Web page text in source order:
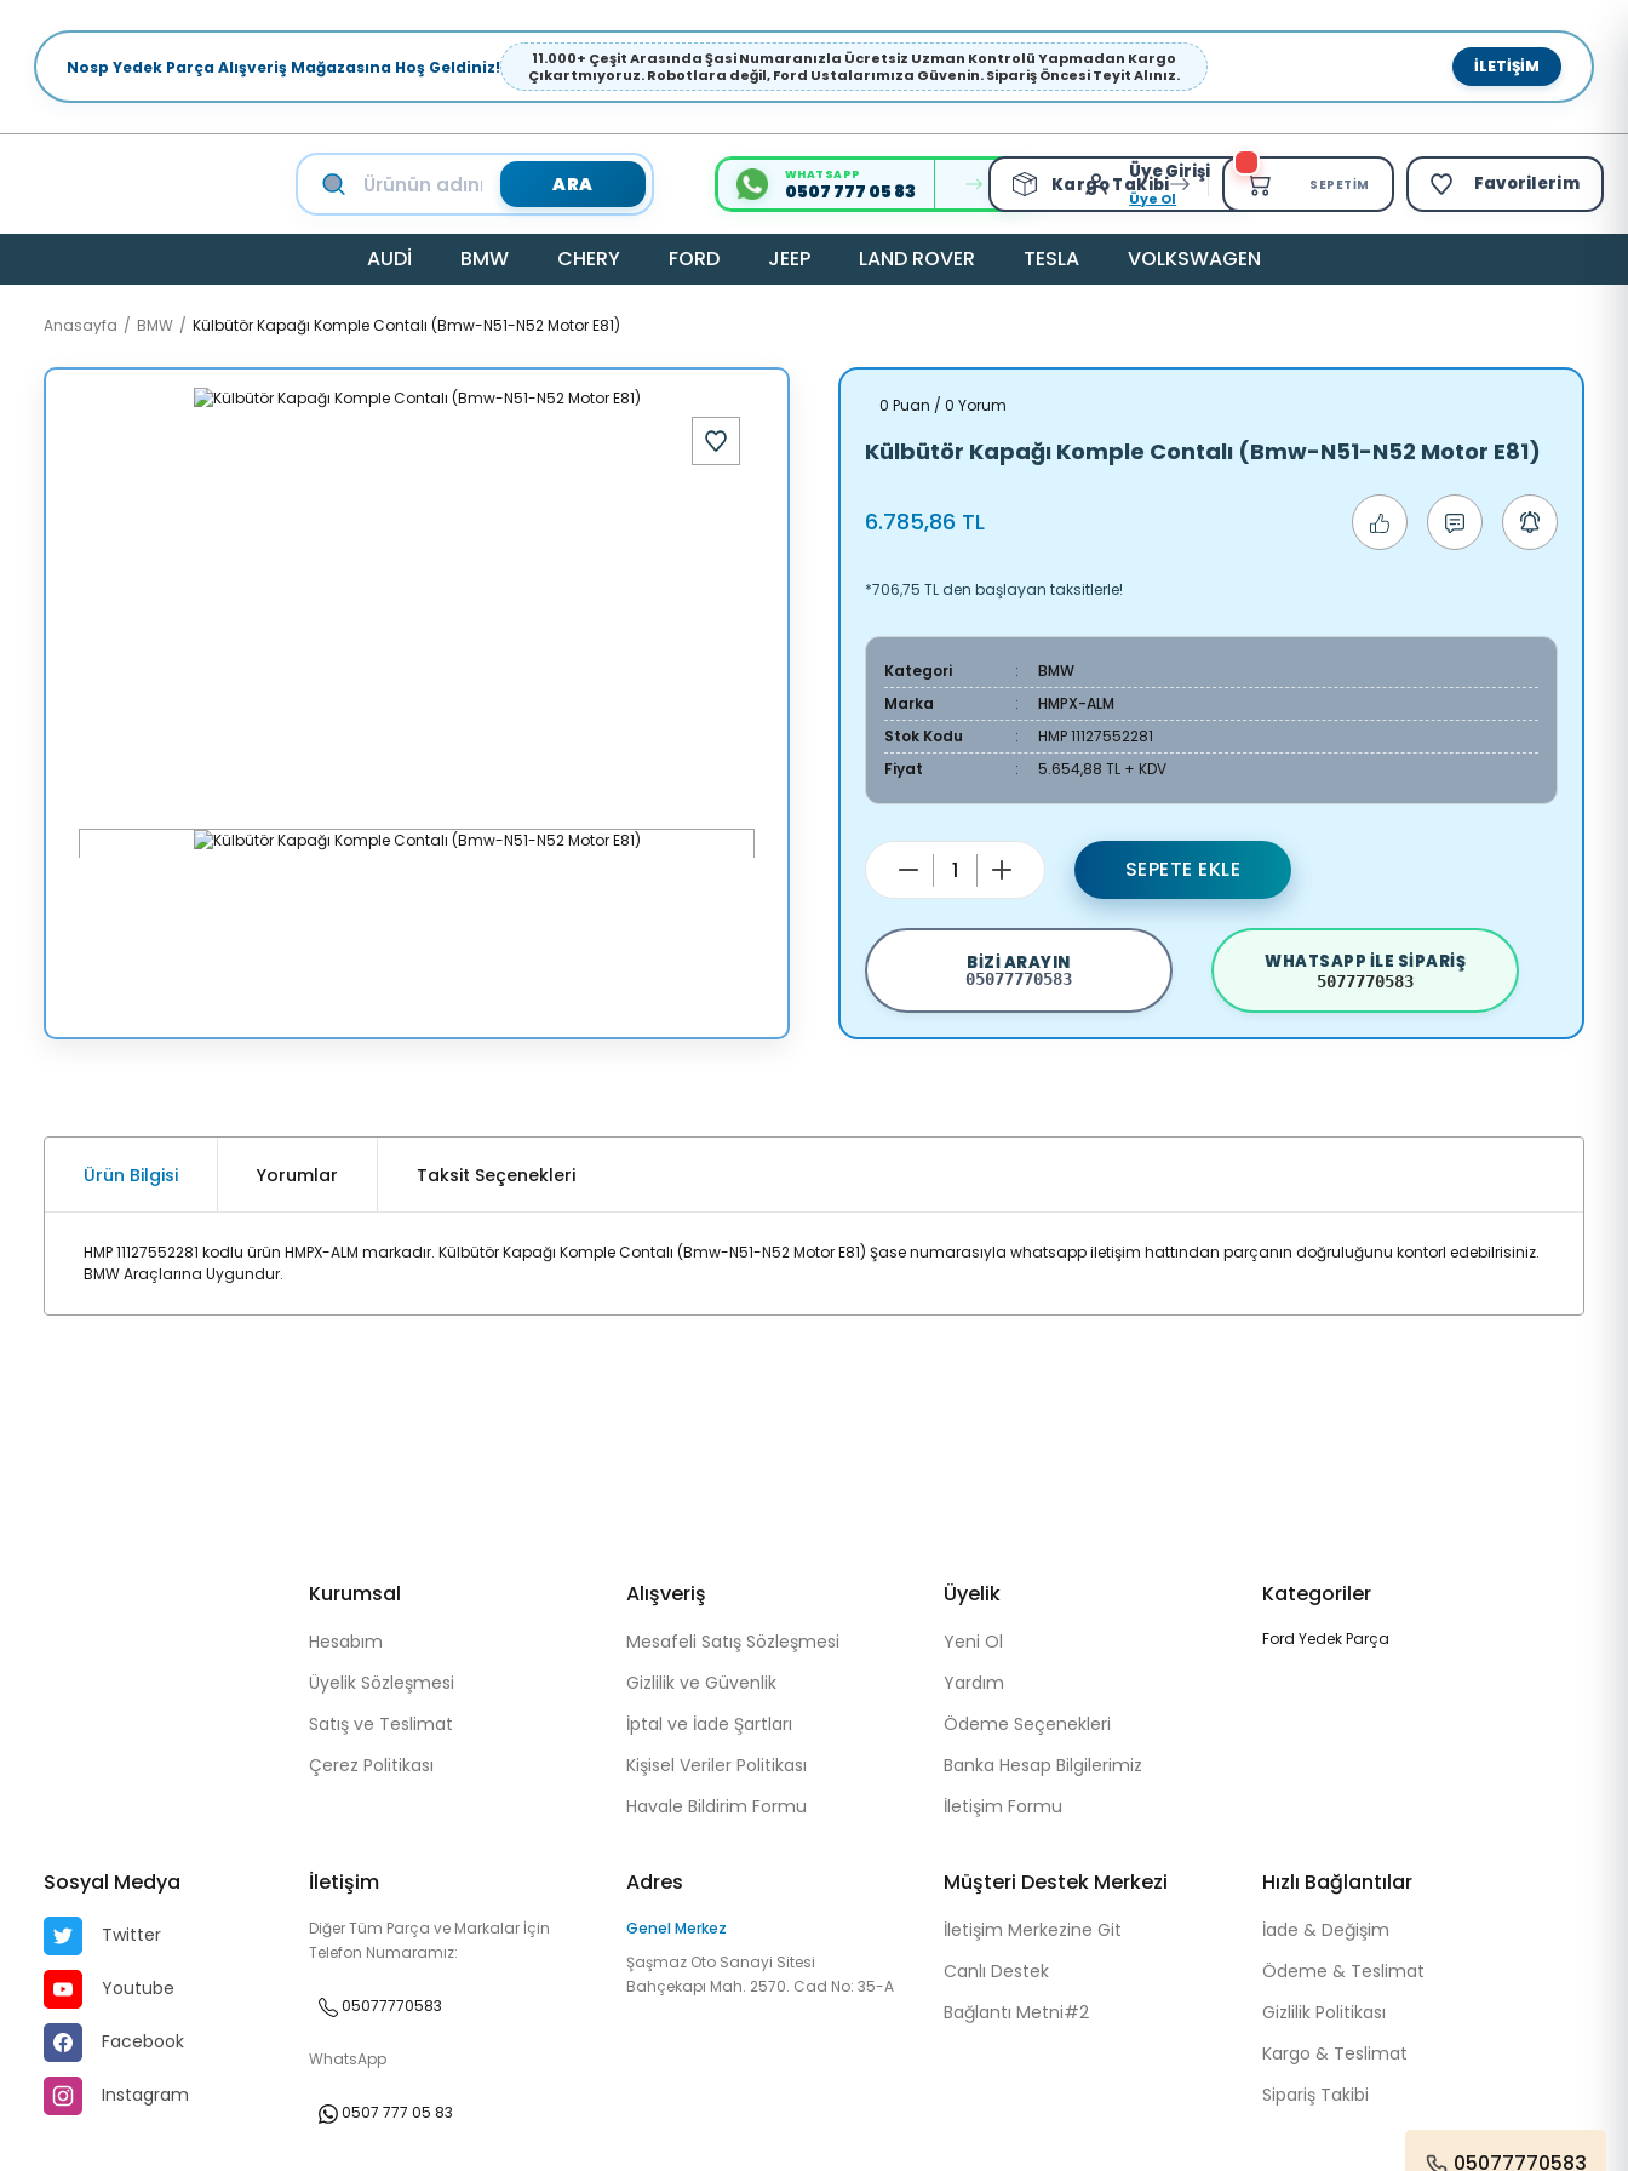
Nosp Yedek Parça Alışveriş Mağazasına Hoş Geldiniz!
11.000+ Çeşit Arasında Şasi Numaranızla Ücretsiz Uzman Kontrolü Yapmadan Kargo
Çıkartmıyoruz. Robotlara değil, Ford Ustalarımıza Güvenin. Sipariş Öncesi Teyit Alınız.
İLETIŞIM
ARA WHATSAPP
0507 777 05 83 Kargo Takibi
Üye Girişi
Üye Ol
SEPETIM Favorilerim
AUDİ BMW CHERY FORD JEEP LAND ROVER TESLA VOLKSWAGEN
Anasayfa BMW Külbütör Kapağı Komple Contalı (Bmw-N51-N52 Motor E81)
0 Puan / 0 Yorum
Külbütör Kapağı Komple Contalı (Bmw-N51-N52 Motor E81)
6.785,86 TL
*706,75 TL den başlayan taksitlerle!
Kategori
BMW
Marka
HMPX-ALM
Stok Kodu
HMP 11127552281
Fiyat
5.654,88 TL + KDV
SEPETE EKLE
BIZI ARAYIN
05077770583
WHATSAPP ILE SIPARIŞ
5077770583
Ürün Bilgisi Yorumlar Taksit Seçenekleri
HMP 11127552281 kodlu ürün HMPX-ALM markadır. Külbütör Kapağı Komple Contalı (Bmw-N51-N52 Motor E81) Şase numarasıyla whatsapp iletişim hattından parçanın doğruluğunu kontorl edebilrisiniz.
BMW Araçlarına Uygundur.
Kurumsal
Hesabım
Üyelik Sözleşmesi
Satış ve Teslimat
Çerez Politikası
Alışveriş
Mesafeli Satış Sözleşmesi
Gizlilik ve Güvenlik
İptal ve İade Şartları
Kişisel Veriler Politikası
Havale Bildirim Formu
Üyelik
Yeni Ol
Yardım
Ödeme Seçenekleri
Banka Hesap Bilgilerimiz
İletişim Formu
Kategoriler
Ford Yedek Parça
Sosyal Medya
Twitter
Youtube
Facebook
Instagram
İletişim
Diğer Tüm Parça ve Markalar İçin
Telefon Numaramız:
05077770583
WhatsApp
0507 777 05 83
Adres
Genel Merkez
Şaşmaz Oto Sanayi Sitesi
Bahçekapı Mah. 2570. Cad No: 35-A
Müşteri Destek Merkezi
İletişim Merkezine Git
Canlı Destek
Bağlantı Metni#2
Hızlı Bağlantılar
İade & Değişim
Ödeme & Teslimat
Gizlilik Politikası
Kargo & Teslimat
Sipariş Takibi
05077770583